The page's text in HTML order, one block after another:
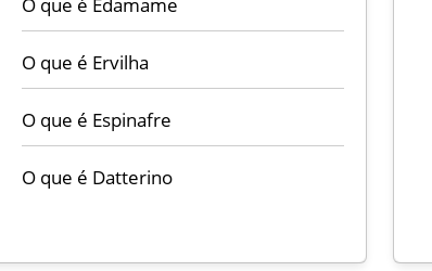
O que é Ervilha
O que é Espinafre
O que é Datterino